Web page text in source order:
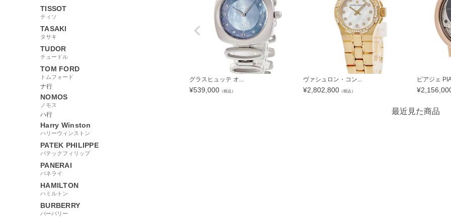
TISSOT
ティソ
TASAKI
タサキ
TUDOR
チュードル
TOM FORD
トムフォード
ナ行
NOMOS
ノモス
ハ行
Harry Winston
ハリーウィンストン
PATEK PHILIPPE
パテックフィリップ
PANERAI
パネライ
HAMILTON
ハミルトン
BURBERRY
バーバリー
グラスヒュッテ オ...
¥539,000 （税込）
ヴァシュロン・コン...
¥2,802,800 （税込）
ピアジェ
¥
最近見た商品